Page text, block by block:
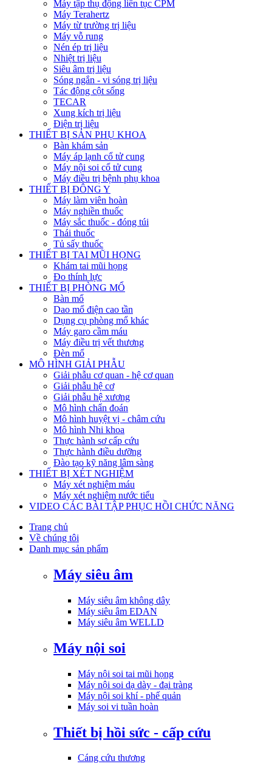
Máy tập thụ động liên tục CPM
Máy Terahertz
Máy từ trường trị liệu
Máy vỗ rung
Nén ép trị liệu
Nhiệt trị liệu
Siêu âm trị liệu
Sóng ngắn - vi sóng trị liệu
Tác động cột sống
TECAR
Xung kích trị liệu
Điện trị liệu
THIẾT BỊ SẢN PHỤ KHOA
Bàn khám sản
Máy áp lạnh cổ tử cung
Máy nội soi cổ tử cung
Máy điều trị bệnh phụ khoa
THIẾT BỊ ĐÔNG Y
Máy làm viên hoàn
Máy nghiền thuốc
Máy sắc thuốc - đóng túi
Thái thuốc
Tủ sấy thuốc
THIẾT BỊ TAI MŨI HỌNG
Khám tai mũi họng
Đo thính lực
THIẾT BỊ PHÒNG MỔ
Bàn mổ
Dao mổ điện cao tần
Dụng cụ phòng mổ khác
Máy garo cầm máu
Máy điều trị vết thương
Đèn mổ
MÔ HÌNH GIẢI PHẪU
Giải phẫu cơ quan - hệ cơ quan
Giải phẫu hệ cơ
Giải phẫu hệ xương
Mô hình chẩn đoán
Mô hình huyệt vị - châm cứu
Mô hình Nhi khoa
Thực hành sơ cấp cứu
Thực hành điều dưỡng
Đào tạo kỹ năng lâm sàng
THIẾT BỊ XÉT NGHIỆM
Máy xét nghiệm máu
Máy xét nghiệm nước tiểu
VIDEO CÁC BÀI TẬP PHỤC HỒI CHỨC NĂNG
Trang chủ
Về chúng tôi
Danh mục sản phẩm
Máy siêu âm
Máy siêu âm không dây
Máy siêu âm EDAN
Máy siêu âm WELLD
Máy nội soi
Máy nội soi tai mũi họng
Máy nội soi dạ dày - đại tràng
Máy nội soi khí - phế quản
Máy soi vi tuần hoàn
Thiết bị hồi sức - cấp cứu
Cáng cứu thương